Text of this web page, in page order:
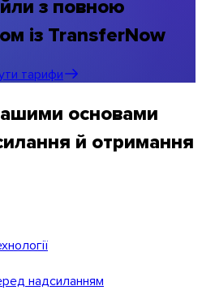
з повною
із TransferNow
тарифи
основами
й отримання
надсиланням